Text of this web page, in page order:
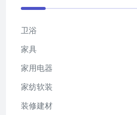
卫浴
家具
家用电器
家纺软装
装修建材